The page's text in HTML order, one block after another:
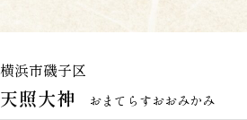
横浜市磯子区
天照大神 おまてらすおおみかみ